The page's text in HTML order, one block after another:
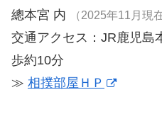
總本宮 内
（2025年11月現
交通アクセス：JR鹿児島
歩約10分
≫ 相撲部屋ＨＰ